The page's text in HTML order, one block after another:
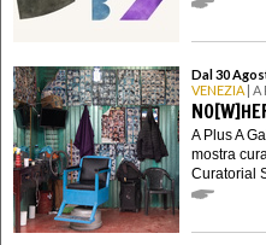
Dal 30
VENEZIA |
A Plus A
mostra
Curatorial